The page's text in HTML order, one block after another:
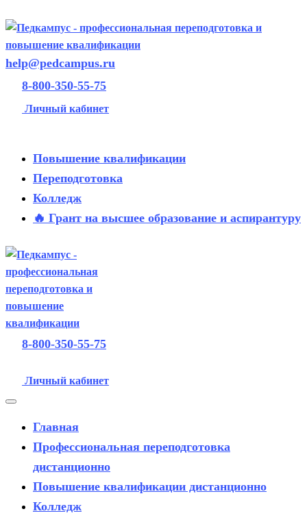
help@pedcampus.ru
8-800-350-55-75
Личный кабинет
Повышение квалификации
Переподготовка
Колледж
🔥 Грант на высшее образование и аспирантуру
8-800-350-55-75
Личный кабинет
Главная
Профессиональная переподготовка
дистанционно
Повышение квалификации дистанционно
Колледж